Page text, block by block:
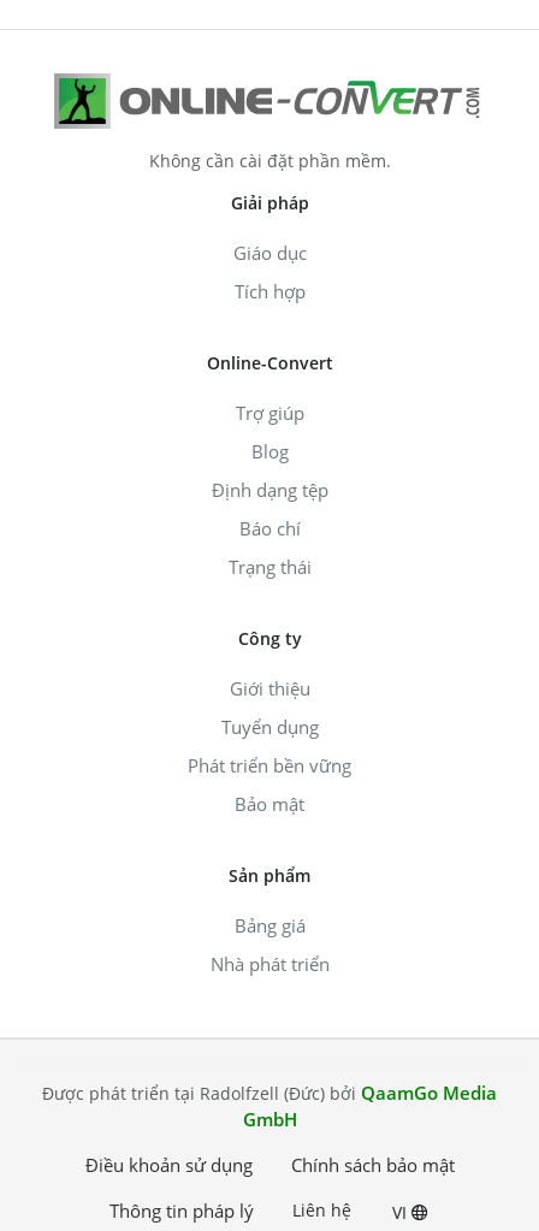
Không cần cài đặt phần mềm.
Giải pháp
Giáo dục
Tích hợp
Online-Convert
Trợ giúp
Blog
Định dạng tệp
Báo chí
Trạng thái
Công ty
Giới thiệu
Tuyển dụng
Phát triển bền vững
Bảo mật
Sản phẩm
Bảng giá
Nhà phát triển
Được phát triển tại Radolfzell (Đức) bởi QaamGo Media
GmbH
Điều khoản sử dụng
Chính sách bảo mật
Thông tin pháp lý
Liên hệ VI